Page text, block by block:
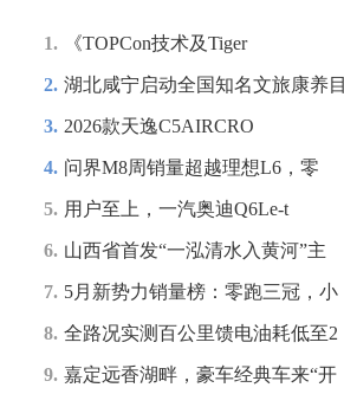
1. 《TOPCon技术及Tiger
2. 湖北咸宁启动全国知名文旅康养目
3. 2026款天逸C5AIRCRO
4. 问界M8周销量超越理想L6，零
5. 用户至上，一汽奥迪Q6Le-t
6. 山西省首发“一泓清水入黄河”主
7. 5月新势力销量榜：零跑三冠，小
8. 全路况实测百公里馈电油耗低至2
9. 嘉定远香湖畔，豪车经典车来“开